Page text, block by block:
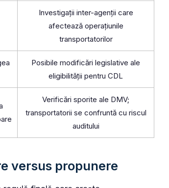
Investigații inter-agenții care
afectează operațiunile
transportatorilor
Posibile modificări legislative ale
eligibilității pentru CDL
Verificări sporite ale DMV;
transportatorii se confruntă cu riscul
auditului
versus propunere